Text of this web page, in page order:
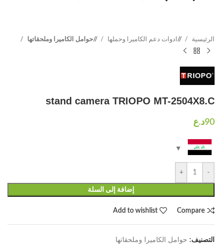
الرئيسية / ادوات دعم الكاميرا وحملها / حوامل الكاميرا وملحقاتها
stand camera TRIOPO MT-2504X8.C
-
+
إضافة إلى السلة
Compare
Add to wishlist
التصنيف: حوامل الكاميرا وملحقاتها